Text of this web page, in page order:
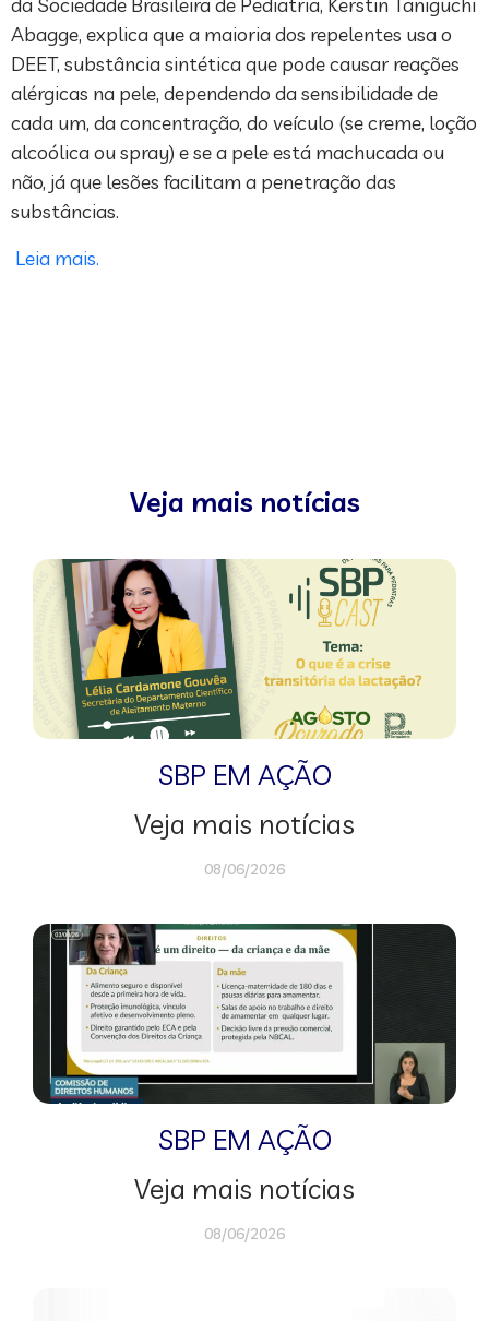
da Sociedade Brasileira de Pediatria, Kerstin Taniguchi
Abagge, explica que a maioria dos repelentes usa o
DEET, substância sintética que pode causar reações
alérgicas na pele, dependendo da sensibilidade de
cada um, da concentração, do veículo (se creme, loção
alcoólica ou spray) e se a pele está machucada ou
não, já que lesões facilitam a penetração das
substâncias.
Leia mais.
Veja mais notícias
SBP EM AÇÃO
Veja mais notícias
08/06/2026
SBP EM AÇÃO
Veja mais notícias
08/06/2026